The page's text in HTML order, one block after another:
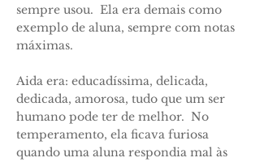
sempre usou. Ela era demais como
exemplo de aluna, sempre com notas
máximas.
Aida era: educadíssima, delicada,
dedicada, amorosa, tudo que um ser
humano pode ter de melhor. No
temperamento, ela ficava furiosa
quando uma aluna respondia mal às